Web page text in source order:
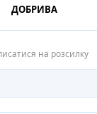
ДОБРИВА
на розсилку